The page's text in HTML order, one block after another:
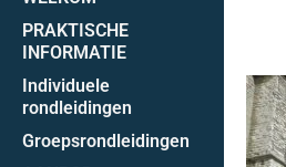
PRAKTISCHE
INFORMATIE
Individuele
rondleidingen
Groepsrondleidingen